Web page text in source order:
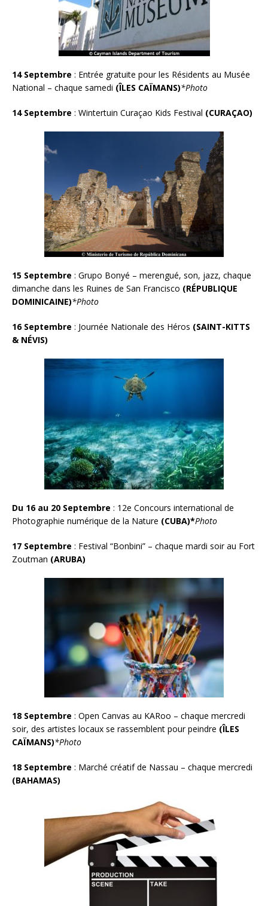
14 Septembre : Entrée gratuite pour les Résidents au Musée
National – chaque samedi (ÎLES CAÏMANS)*Photo
14 Septembre : Wintertuin Curaçao Kids Festival (CURAÇAO)
15 Septembre : Grupo Bonyé – merengué, son, jazz, chaque
dimanche dans les Ruines de San Francisco (RÉPUBLIQUE
DOMINICAINE)*Photo
16 Septembre : Journée Nationale des Héros (SAINT-KITTS
& NÉVIS)
Du 16 au 20 Septembre : 12e Concours international de
Photographie numérique de la Nature (CUBA)*Photo
17 Septembre : Festival “Bonbini” – chaque mardi soir au Fort
Zoutman (ARUBA)
18 Septembre : Open Canvas au KARoo – chaque mercredi
soir, des artistes locaux se rassemblent pour peindre (ÎLES
CAÏMANS)*Photo
18 Septembre : Marché créatif de Nassau – chaque mercredi
(BAHAMAS)